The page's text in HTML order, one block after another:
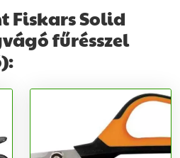
Fiskars Solid
fűrésszel